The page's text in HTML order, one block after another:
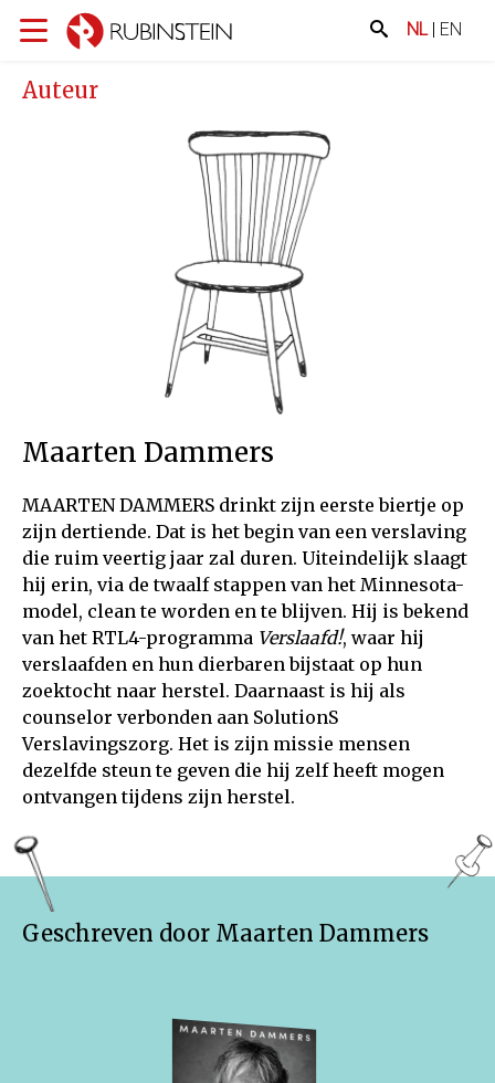
NL| EN
Auteur
Maarten Dammers
MAARTEN DAMMERS drinkt zijn eerste biertje op
zijn dertiende. Dat is het begin van een verslaving
die ruim veertig jaar zal duren. Uiteindelijk slaagt
hij erin, via de twaalf stappen van het Minnesota-
model, clean te worden en te blijven. Hij is bekend
van het RTL4-programma Verslaafd!, waar hij
verslaafden en hun dierbaren bijstaat op hun
zoektocht naar herstel. Daarnaast is hij als
counselor verbonden aan SolutionS
Verslavingszorg. Het is zijn missie mensen
dezelfde steun te geven die hij zelf heeft mogen
ontvangen tijdens zijn herstel.
Geschreven door Maarten Dammers